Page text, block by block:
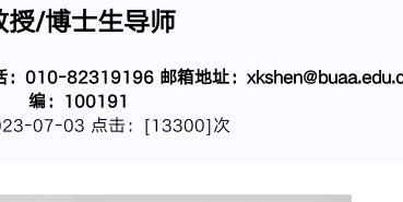
授/博士生导师
：010-82319196 邮箱地址：
编：100191
07-03 点击：[13300]次